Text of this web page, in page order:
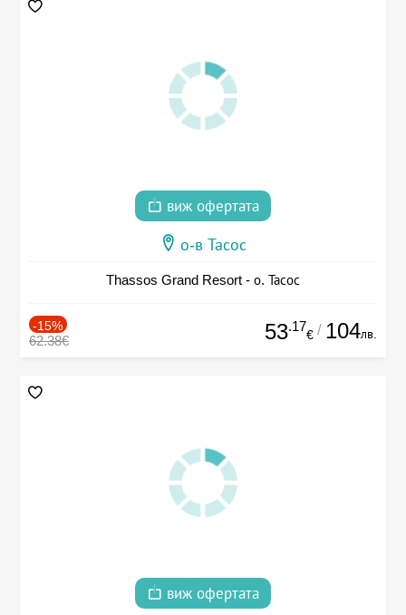
виж офертата
о-в Тасос
Thassos Grand Resort - о. Тасос
-15%
62.38€ 53.17
€ / 104лв.
виж офертата